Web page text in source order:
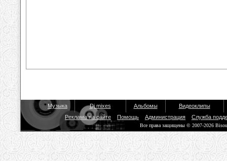
Музыка Dj mixes Альбомы
Видеоклипы
Реклама на сайте
Помощь Администрация Служба
Все права защищены © 2007-2026